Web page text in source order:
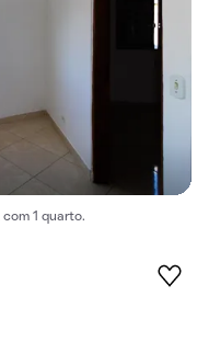
com 1 quarto.